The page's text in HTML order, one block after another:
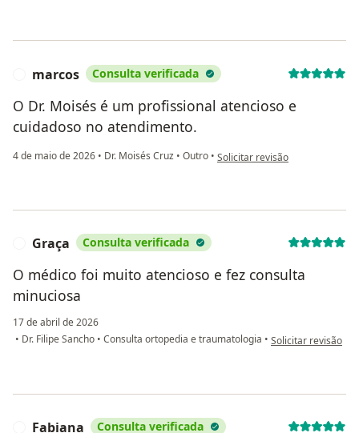
marcos Consulta verificada
O Dr. Moisés é um profissional atencioso e
cuidadoso no atendimento.
4 de maio de 2026 • Dr. Moisés Cruz • Outro • na opinião do utilizador marcos
Solicitar revisão
Graça Consulta verificada
O médico foi muito atencioso e fez consulta
minuciosa
17 de abril de 2026
• Dr. Filipe Sancho • Consulta ortopedia e traumatologia • na opinião do
Solicitar revisão
Fabiana Consulta verificada